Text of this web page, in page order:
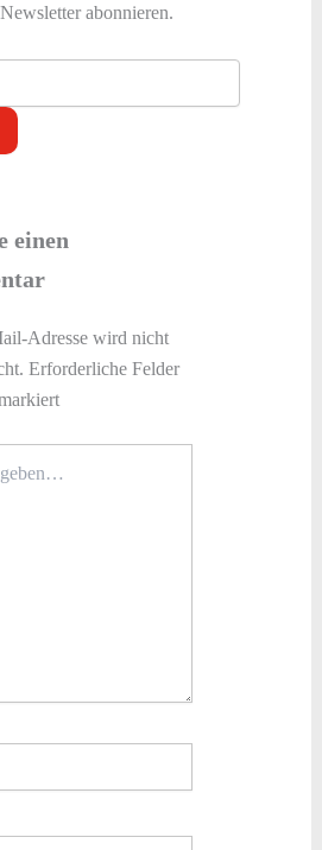
abonnieren.
einen
Adresse wird nicht
Erforderliche Felder